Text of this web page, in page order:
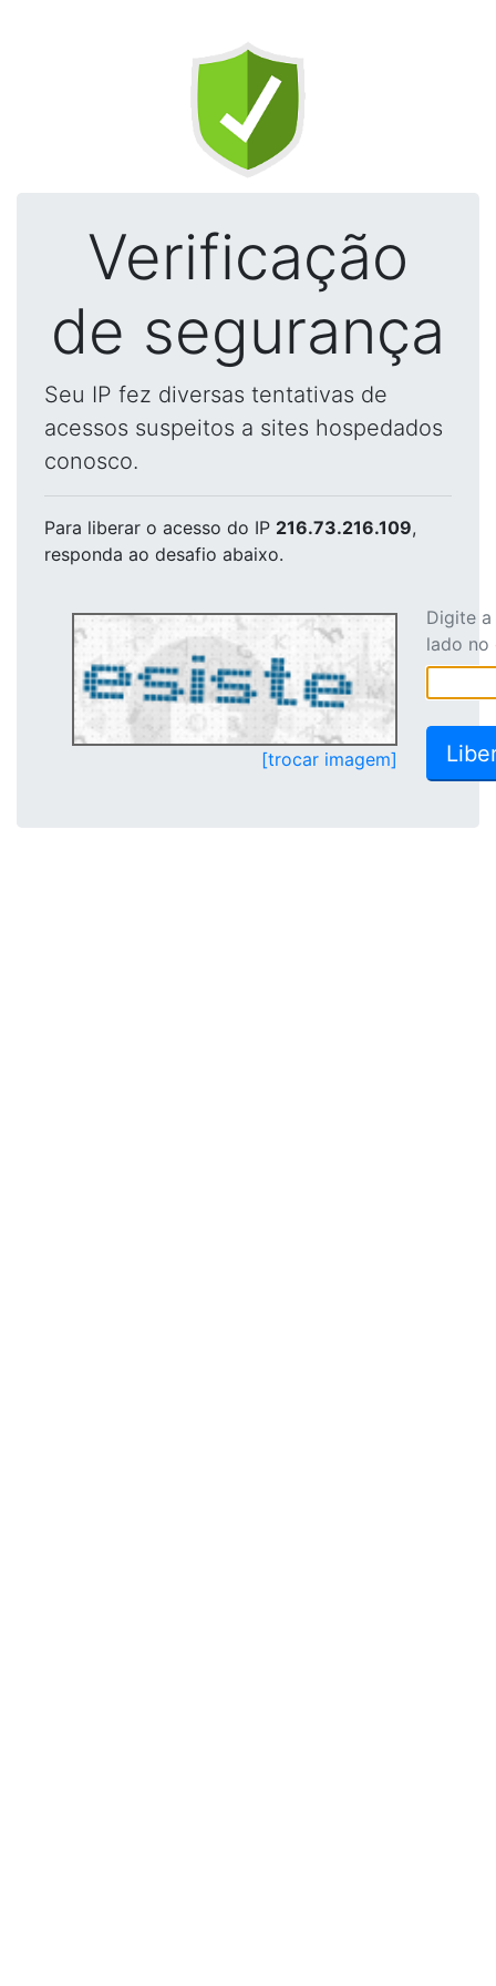
Verificação
de segurança
Seu IP fez diversas tentativas de
acessos suspeitos a sites hospedados
conosco.
Para liberar o acesso do IP 216.73.216.109,
responda ao desafio abaixo.
[trocar imagem]
Digite
lado no